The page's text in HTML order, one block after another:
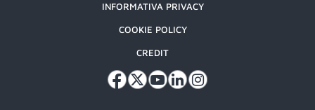
INFORMATIVA PRIVACY
COOKIE POLICY
CREDIT